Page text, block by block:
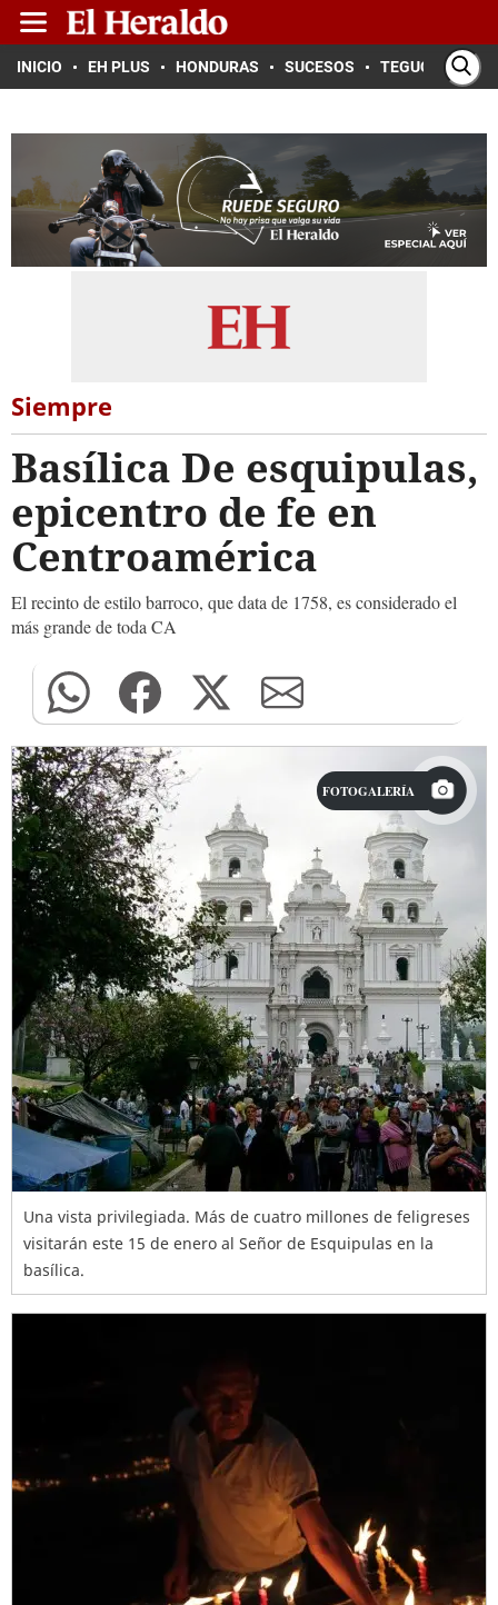
INICIO EH PLUS HONDURAS SUCESOS TEGUCIGALPA
Siempre
Basílica De esquipulas,
epicentro de fe en
Centroamérica
El recinto de estilo barroco, que data de 1758, es considerado el
más grande de toda CA
FOTOGALERÍA
Una vista privilegiada. Más de cuatro millones de feligreses
visitarán este 15 de enero al Señor de Esquipulas en la
basílica.